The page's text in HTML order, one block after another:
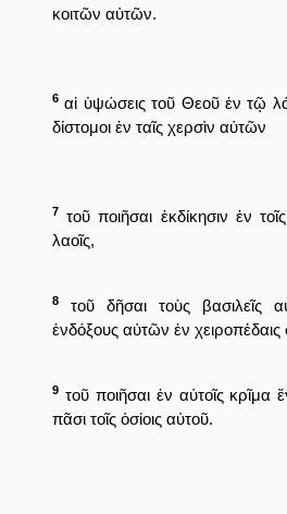
κοιτῶν αὐτῶν.
6 αἱ ὑψώσεις τοῦ Θεοῦ ἐν τῷ
δίστομοι ἐν ταῖς χερσὶν αὐτῶν
7 τοῦ ποιῆσαι ἐκδίκησιν ἐν
λαοῖς,
8
τοῦ δῆσαι τοὺς βασιλεῖς
ἐνδόξους αὐτῶν ἐν χειροπέδαις
9 τοῦ ποιῆσαι ἐν αὐτοῖς κρῖμα
πᾶσι τοῖς ὁσίοις αὐτοῦ.